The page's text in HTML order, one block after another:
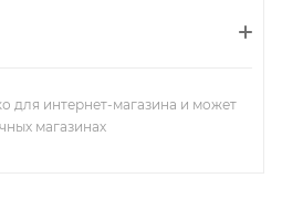
для интернет-магазина и может
магазинах